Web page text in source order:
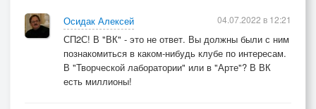
Осидак Алексей
СП2С! В "ВК" - это не ответ. Вы должны были с ним
познакомиться в каком-нибудь клубе по интересам.
В "Творческой лаборатории" или в "Арте"? В ВК
есть миллионы!
04.07.2022 в 12:21